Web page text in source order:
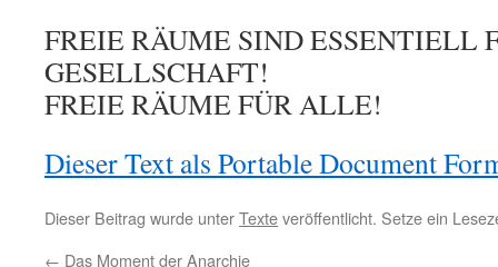
FREIE RÄUME SIND ESSENTIELL
GESELLSCHAFT!
FREIE RÄUME FÜR ALLE!
Dieser Text als Portable Document
Dieser Beitrag wurde unterTexteveröffentlicht. Setze ein
← Das Moment der Anarchie